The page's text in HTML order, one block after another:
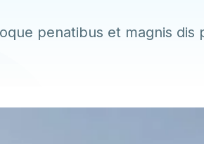
penatibus et magnis